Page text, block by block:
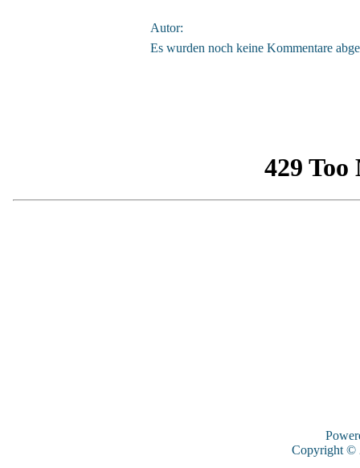
Autor:
Es wurden noch keine Kommentare
Copyright ©